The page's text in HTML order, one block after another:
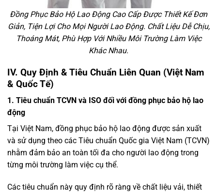
Đồng Phục Bảo Hộ Lao Động Cao Cấp Được Thiết Kế Đơn
Giản, Tiện Lợi Cho Mọi Người Lao Động. Chất Liệu Dễ Chịu,
Thoáng Mát, Phù Hợp Với Nhiều Môi Trường Làm Việc
Khác Nhau.
IV. Quy Định & Tiêu Chuẩn Liên Quan (Việt Nam
& Quốc Tế)
1. Tiêu chuẩn TCVN và ISO đối với đồng phục bảo hộ lao
động
Tại Việt Nam, đồng phục bảo hộ lao động được sản xuất
và sử dụng theo các Tiêu chuẩn Quốc gia Việt Nam (TCVN)
nhằm đảm bảo an toàn tối đa cho người lao động trong
từng môi trường làm việc cụ thể.
Các tiêu chuẩn này quy định rõ ràng về chất liệu vải, thiết